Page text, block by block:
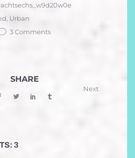
achtsechs_w9d20w0e
, Urban
3 Comments
SHARE
Next
3